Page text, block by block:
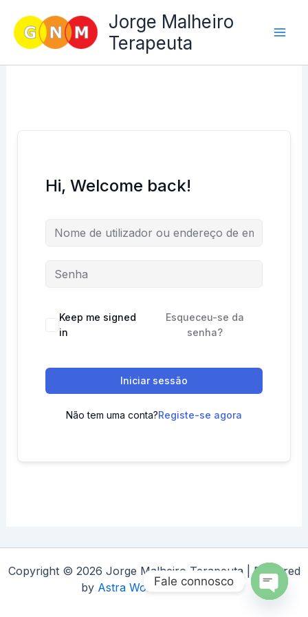
content
Jorge Malheiro
Terapeuta
Hi, Welcome back!
Keep me signed
in
Esqueceu-se da
senha?
Iniciar sessão
Não tem uma conta?Registe-se agora
Copyright © 2026 Jorge Malheiro Terapeuta | Powered
by Astra WordPress Theme
Fale connosco